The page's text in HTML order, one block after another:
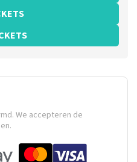
We accepteren de